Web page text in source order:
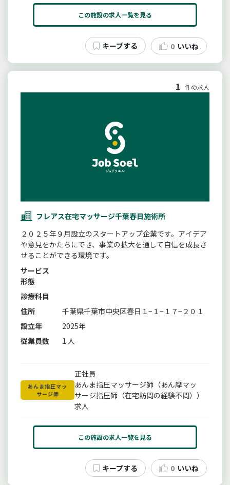
この施設の求人一覧を見る
0 いいね
1 件の求人
フレアス在宅マッサージ千葉春日施術所
２０２５年９月設立のスタートアップ企業です。アイデア
や意見をかたちにでき、事業の拡大を通して自信を成長さ
せることができる環境です。
サービス
形態
診療科目
住所
千葉県千葉市中央区春日１−１−１７−２０１
設立年
2025年
従業員数
1 人
あんま指圧マッ
サージ師
正社員
あんま指圧マッサージ師（あん摩マッ
サージ指圧師（在宅訪問の経験不問））
求人
この施設の求人一覧を見る
0 いいね